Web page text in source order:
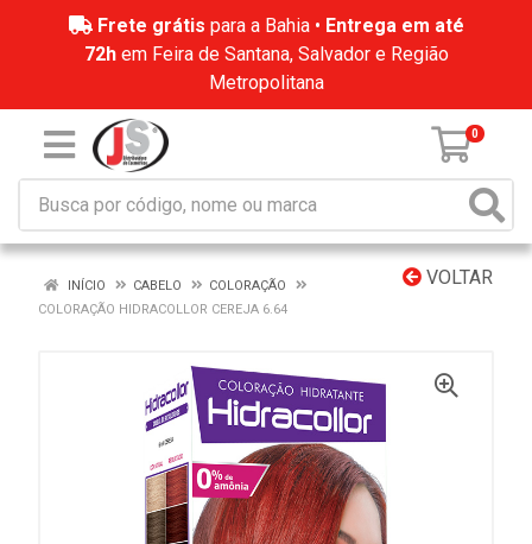
Frete grátis para a Bahia • Entrega em até
72hem Feira de Santana, Salvador e Região
Metropolitana
0
VOLTAR
INÍCIO CABELO
COLORAÇÃO
COLORAÇÃO HIDRACOLLOR CEREJA 6.64